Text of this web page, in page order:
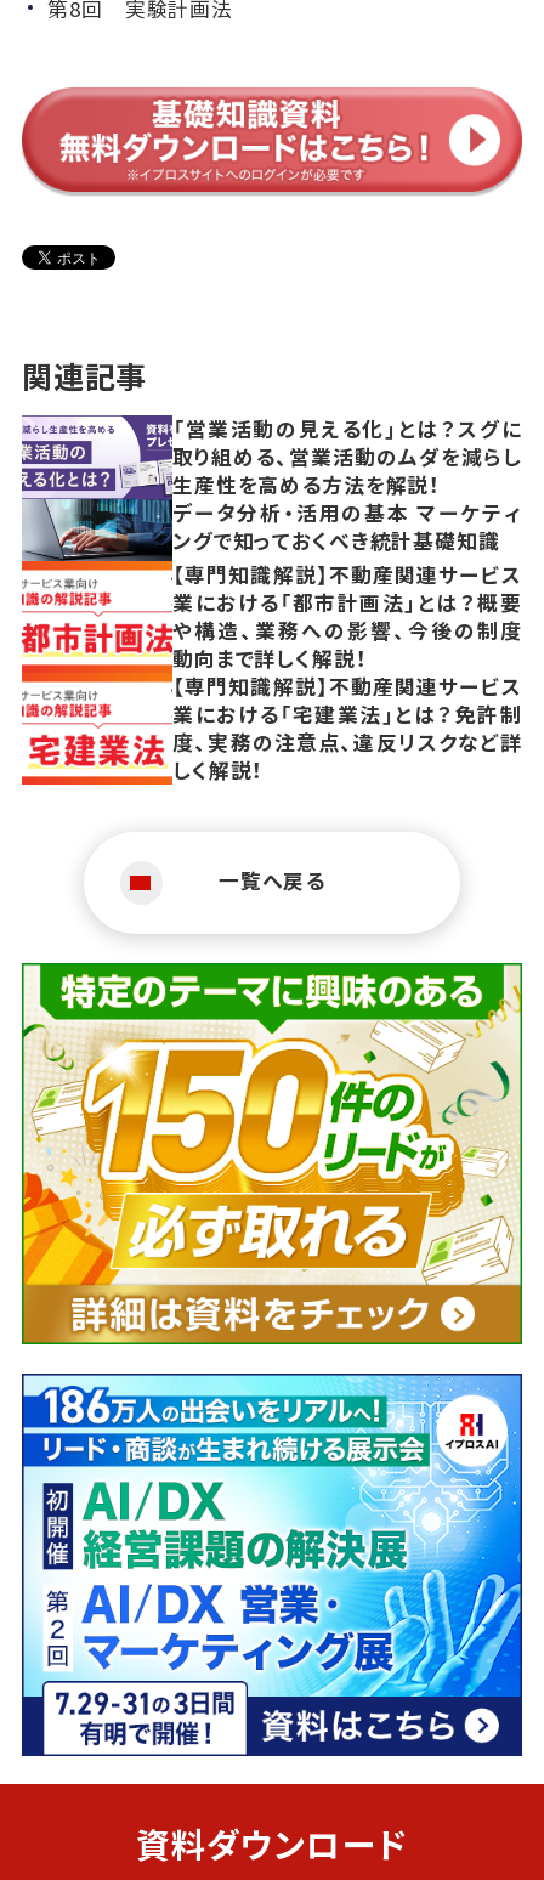
第8回 実験計画法
関連記事
「営業活動の見える化」とは？スグに
取り組める、営業活動のムダを減らし
生産性を高める方法を解説！
データ分析・活用の基本 マーケティ
ングで知っておくべき統計基礎知識
【専門知識解説】不動産関連サービス
業における「都市計画法」とは？概要
や構造、業務への影響、今後の制度
動向まで詳しく解説！
【専門知識解説】不動産関連サービス
業における「宅建業法」とは？免許制
度、実務の注意点、違反リスクなど詳
しく解説！
一覧へ戻る
資料ダウンロード